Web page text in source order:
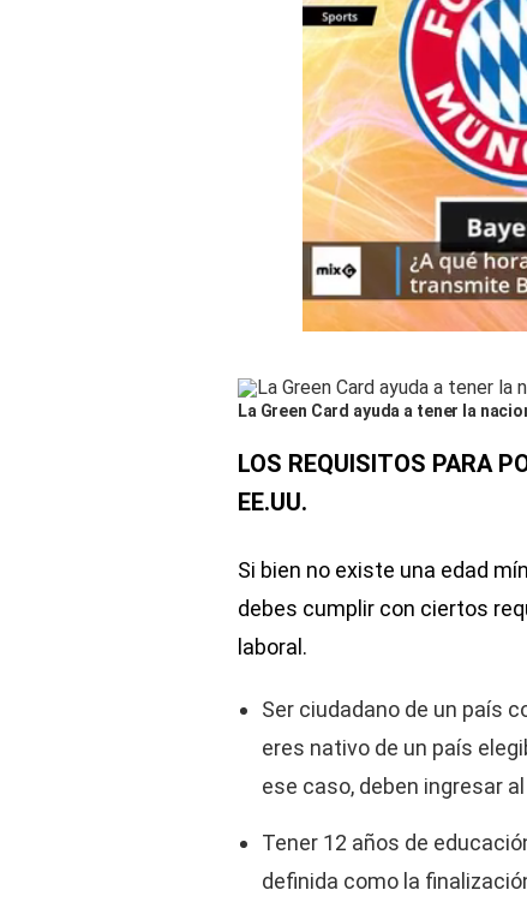
La Green Card ayuda a tener la
LOS REQUISITOS PARA
EE.UU.
Si bien no existe una edad
debes cumplir con ciertos
laboral.
Ser ciudadano de un país
eres nativo de un país
ese caso, deben ingresar
Tener 12 años de
definida como la